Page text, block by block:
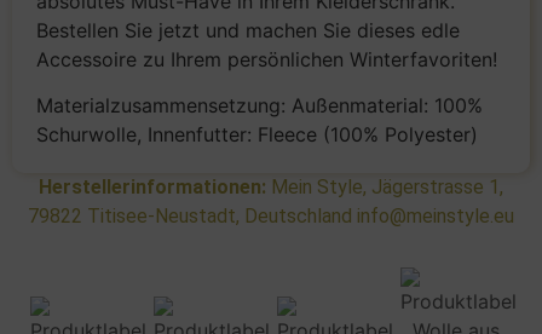
Bestellen Sie jetzt und machen Sie dieses edle
Accessoire zu Ihrem persönlichen Winterfavoriten!
Materialzusammensetzung: Außenmaterial: 100%
Schurwolle, Innenfutter: Fleece (100% Polyester)
Herstellerinformationen: Mein Style, Jägerstrasse 1,
79822 Titisee-Neustadt, Deutschland info@meinstyle.eu